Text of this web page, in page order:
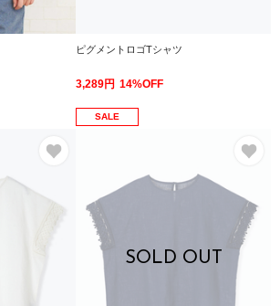
ピグメントロゴTシャツ
3,289円 14%OFF
SALE
SOLD OUT